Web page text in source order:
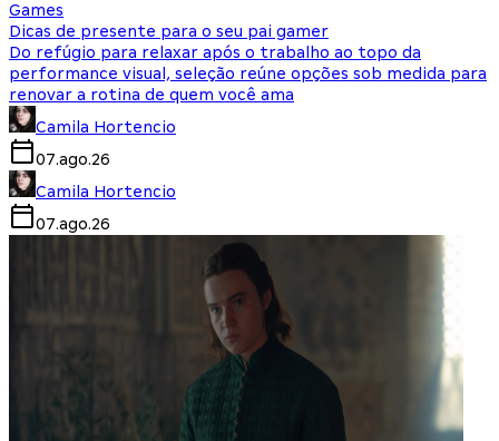
Games
Dicas de presente para o seu pai gamer
Do refúgio para relaxar após o trabalho ao topo da
performance visual, seleção reúne opções sob medida para
renovar a rotina de quem você ama
Camila Hortencio
07.ago.26
Camila Hortencio
07.ago.26